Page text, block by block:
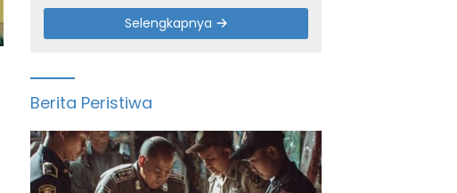
Patia
Selengkapnya
Berita Peristiwa